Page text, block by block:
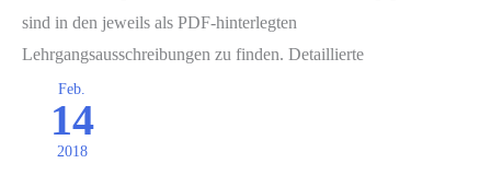
sind in den jeweils als PDF-hinterlegten
Lehrgangsausschreibungen zu finden. Detaillierte
Feb.
14
2018